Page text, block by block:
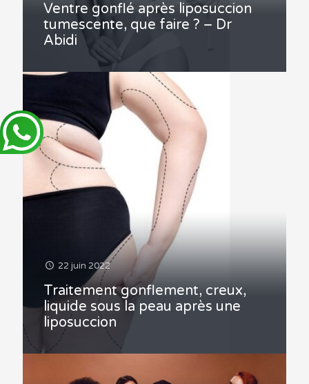
Ventre gonflé après liposuccion
tumescente, que faire ? – Dr
Abidi
22 juin 2022
Traitement gonflement, creux,
liquide sous la peau après une
liposuccion